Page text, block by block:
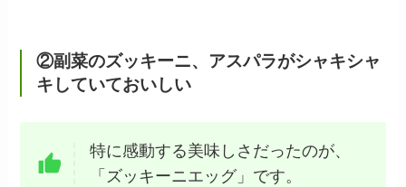
②副菜のズッキーニ、アスパラがシャキシャ
キしていておいしい
特に感動する美味しさだったのが、
「ズッキーニエッグ」です。